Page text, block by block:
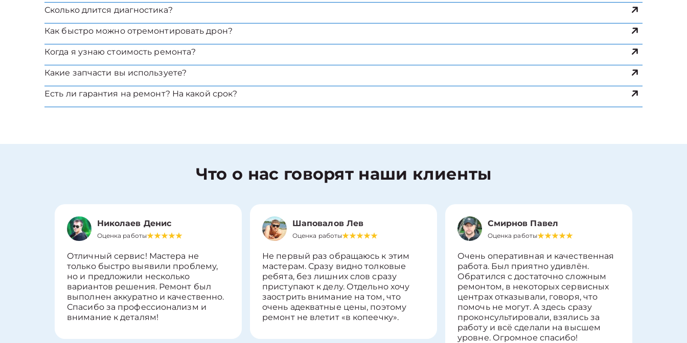
Сколько длится диагностика?
Как быстро можно отремонтировать дрон?
Когда я узнаю стоимость ремонта?
Какие запчасти вы используете?
Есть ли гарантия на ремонт? На какой срок?
Что о нас говорят наши клиенты
Николаев Денис
Оценка работы
Отличный сервис! Мастера не
только быстро выявили проблему,
но и предложили несколько
вариантов решения. Ремонт был
выполнен аккуратно и качественно.
Спасибо за профессионализм и
внимание к деталям!
Шаповалов Лев
Оценка работы
Не первый раз обращаюсь к этим
мастерам. Сразу видно толковые
ребята, без лишних слов сразу
приступают к делу. Отдельно хочу
заострить внимание на том, что
очень адекватные цены, поэтому
ремонт не влетит «в копеечку».
Смирнов Павел
Оценка работы
Очень оперативная и качественная
работа. Был приятно удивлён.
Обратился с достаточно сложным
ремонтом, в некоторых сервисных
центрах отказывали, говоря, что
помочь не могут. А здесь сразу
проконсультировали, взялись за
работу и всё сделали на высшем
уровне. Огромное спасибо!